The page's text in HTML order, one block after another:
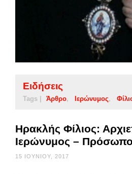
Ειδήσεις
Tags | Άρθρο Ιερώνυμος
Ηρακλής Φίλιος:
Ιερώνυμος –
15 ΙΟΥΝΊΟΥ, 2017